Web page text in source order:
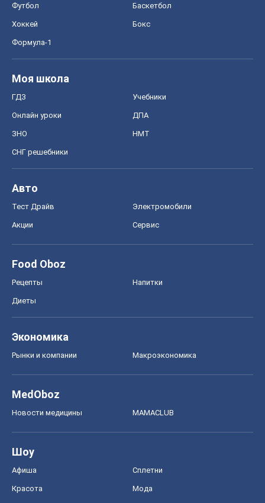
Футбол Баскетбол
Хоккей Бокс
Формула-1
Моя школа
ГДЗ Учебники
Онлайн уроки ДПА
ЗНО НМТ
СНГ решебники
Авто
Тест Драйв Электромобили
Акции Сервис
Food Oboz
Рецепты Напитки
Диеты
Экономика
Рынки и компании Mакроэкономика
MedOboz
Новости медицины MAMACLUB
Шоу
Афиша Сплетни
Красота Мода